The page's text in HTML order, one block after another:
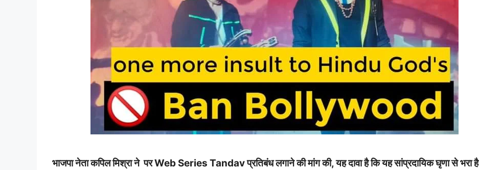
भाजपा नेता कपिल मिश्रा ने पर Web Series Tandav प्रतिबंध लगाने की मांग की, यह दावा है कि यह सांप्रदायिक घृणा से भरा है